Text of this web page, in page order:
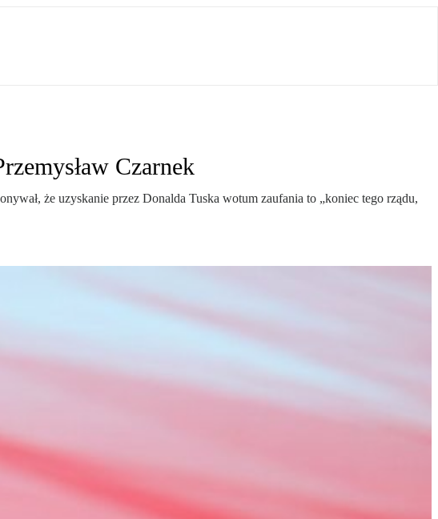
Czarnek
że uzyskanie przez Donalda Tuska wotum zaufania to „koniec tego rządu,